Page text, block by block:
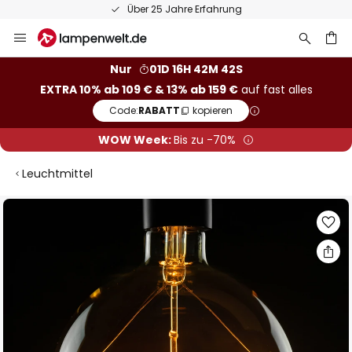
Über 25 Jahre Erfahrung
Inhalt
Nur
01D 16H 42M 41S
EXTRA 10% ab 109 € & 13% ab 159 €auf fast alles
Code:RABATT kopieren
WOW Week:Bis zu -70%
Leuchtmittel
Zum